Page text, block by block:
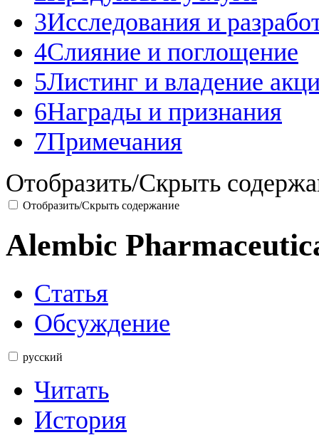
3Исследования и
4Слияние и поглощение
5Листинг и владение
6Награды и признания
7Примечания
Отобразить/Скрыть
Отобразить/Скрыть содержание
Alembic
Статья
Обсуждение
русский
Читать
История